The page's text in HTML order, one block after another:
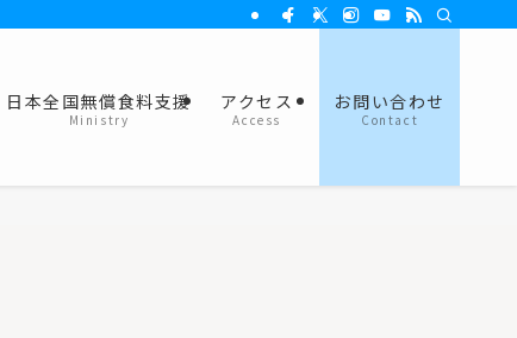
日本全国無償食料支援
Ministry
アクセス
Access
お問い合わせ
Contact